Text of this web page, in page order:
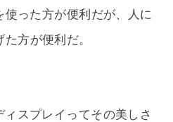
った方が便利だが、人に
方が便利だ。
スプレイってその美しさ